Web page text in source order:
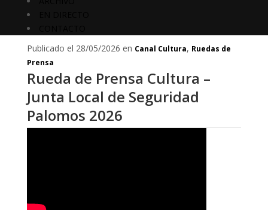
Publicado el 28/05/2026 en Canal Cultura, Ruedas de
Prensa
Rueda de Prensa Cultura –
Junta Local de Seguridad
Palomos 2026